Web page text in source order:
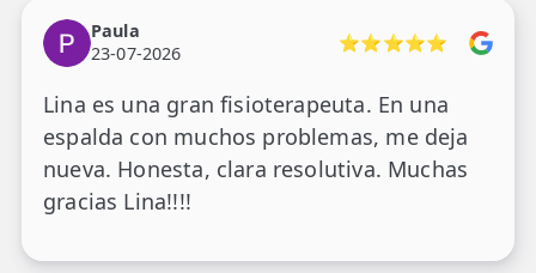
Paula
23-07-2026
⭐⭐⭐⭐⭐
Lina es una gran fisioterapeuta. En una
espalda con muchos problemas, me deja
nueva. Honesta, clara resolutiva. Muchas
gracias Lina!!!!